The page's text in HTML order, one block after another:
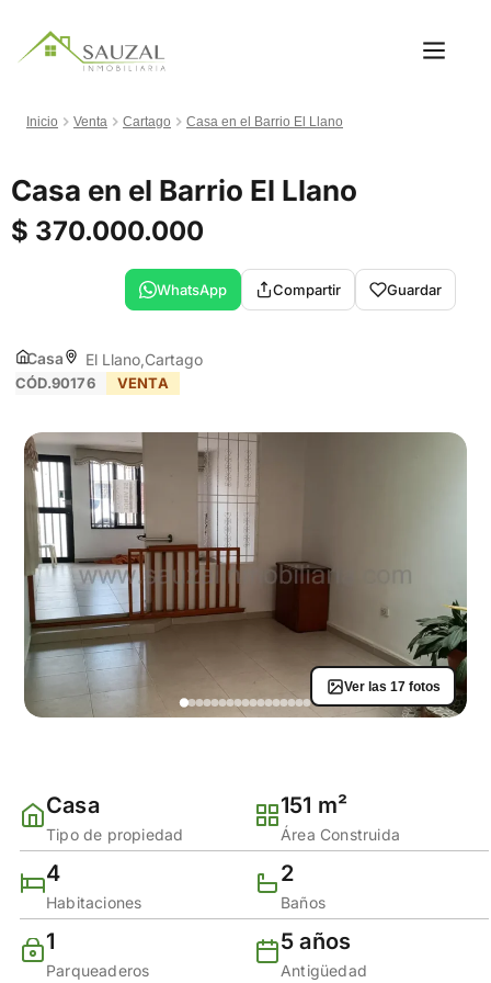
Inicio Venta Cartago Casa en el Barrio El Llano
Casa en el Barrio El Llano
$ 370.000.000
WhatsApp Compartir Guardar
Casa El Llano Cartago
CÓD.90176 VENTA
Ver las 17 fotos
Casa
Tipo de propiedad
151 m²
Área Construida
4
Habitaciones
2
Baños
1
Parqueaderos
5 años
Antigüedad